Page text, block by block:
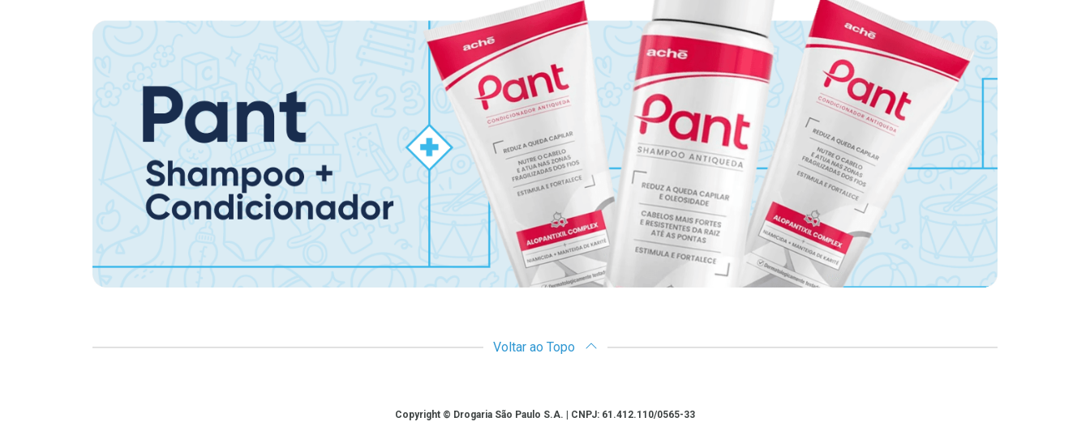
Voltar ao Topo
Copyright © Drogaria São Paulo S.A. | CNPJ: 61.412.110/0565-33